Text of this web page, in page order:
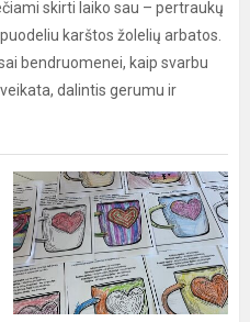
skirti laiko sau – pertraukų
karštos žolelių arbatos.
bendruomenei, kaip svarbu
dalintis gerumu ir